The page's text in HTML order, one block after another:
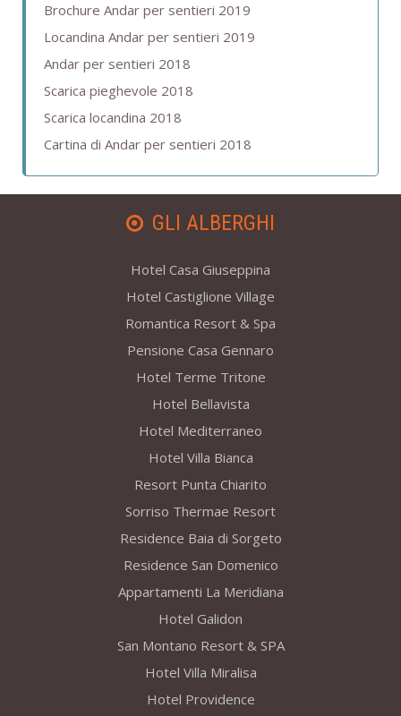
Brochure Andar per sentieri 2019
Locandina Andar per sentieri 2019
Andar per sentieri 2018
Scarica pieghevole 2018
Scarica locandina 2018
Cartina di Andar per sentieri 2018
GLI ALBERGHI
Hotel Casa Giuseppina
Hotel Castiglione Village
Romantica Resort & Spa
Pensione Casa Gennaro
Hotel Terme Tritone
Hotel Bellavista
Hotel Mediterraneo
Hotel Villa Bianca
Resort Punta Chiarito
Sorriso Thermae Resort
Residence Baia di Sorgeto
Residence San Domenico
Appartamenti La Meridiana
Hotel Galidon
San Montano Resort & SPA
Hotel Villa Miralisa
Hotel Providence